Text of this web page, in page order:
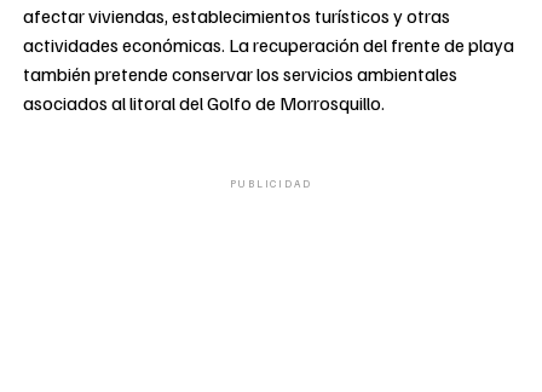
afectar viviendas, establecimientos turísticos y otras
actividades económicas. La recuperación del frente de playa
también pretende conservar los servicios ambientales
asociados al litoral del Golfo de Morrosquillo.
PUBLICIDAD